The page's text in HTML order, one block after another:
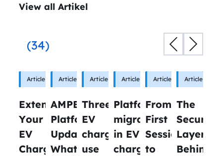
View all Artikel
(34)
Article New
Extend
Your
EV
Charging
Article New
AMPECO
Platform
Updates:
What’s
Article New
Three
EV
charging
use
Article New
Platform
migration
in EV
charging:
Article New
From
First
Session
to
Article
The
Security
Layers
Behind